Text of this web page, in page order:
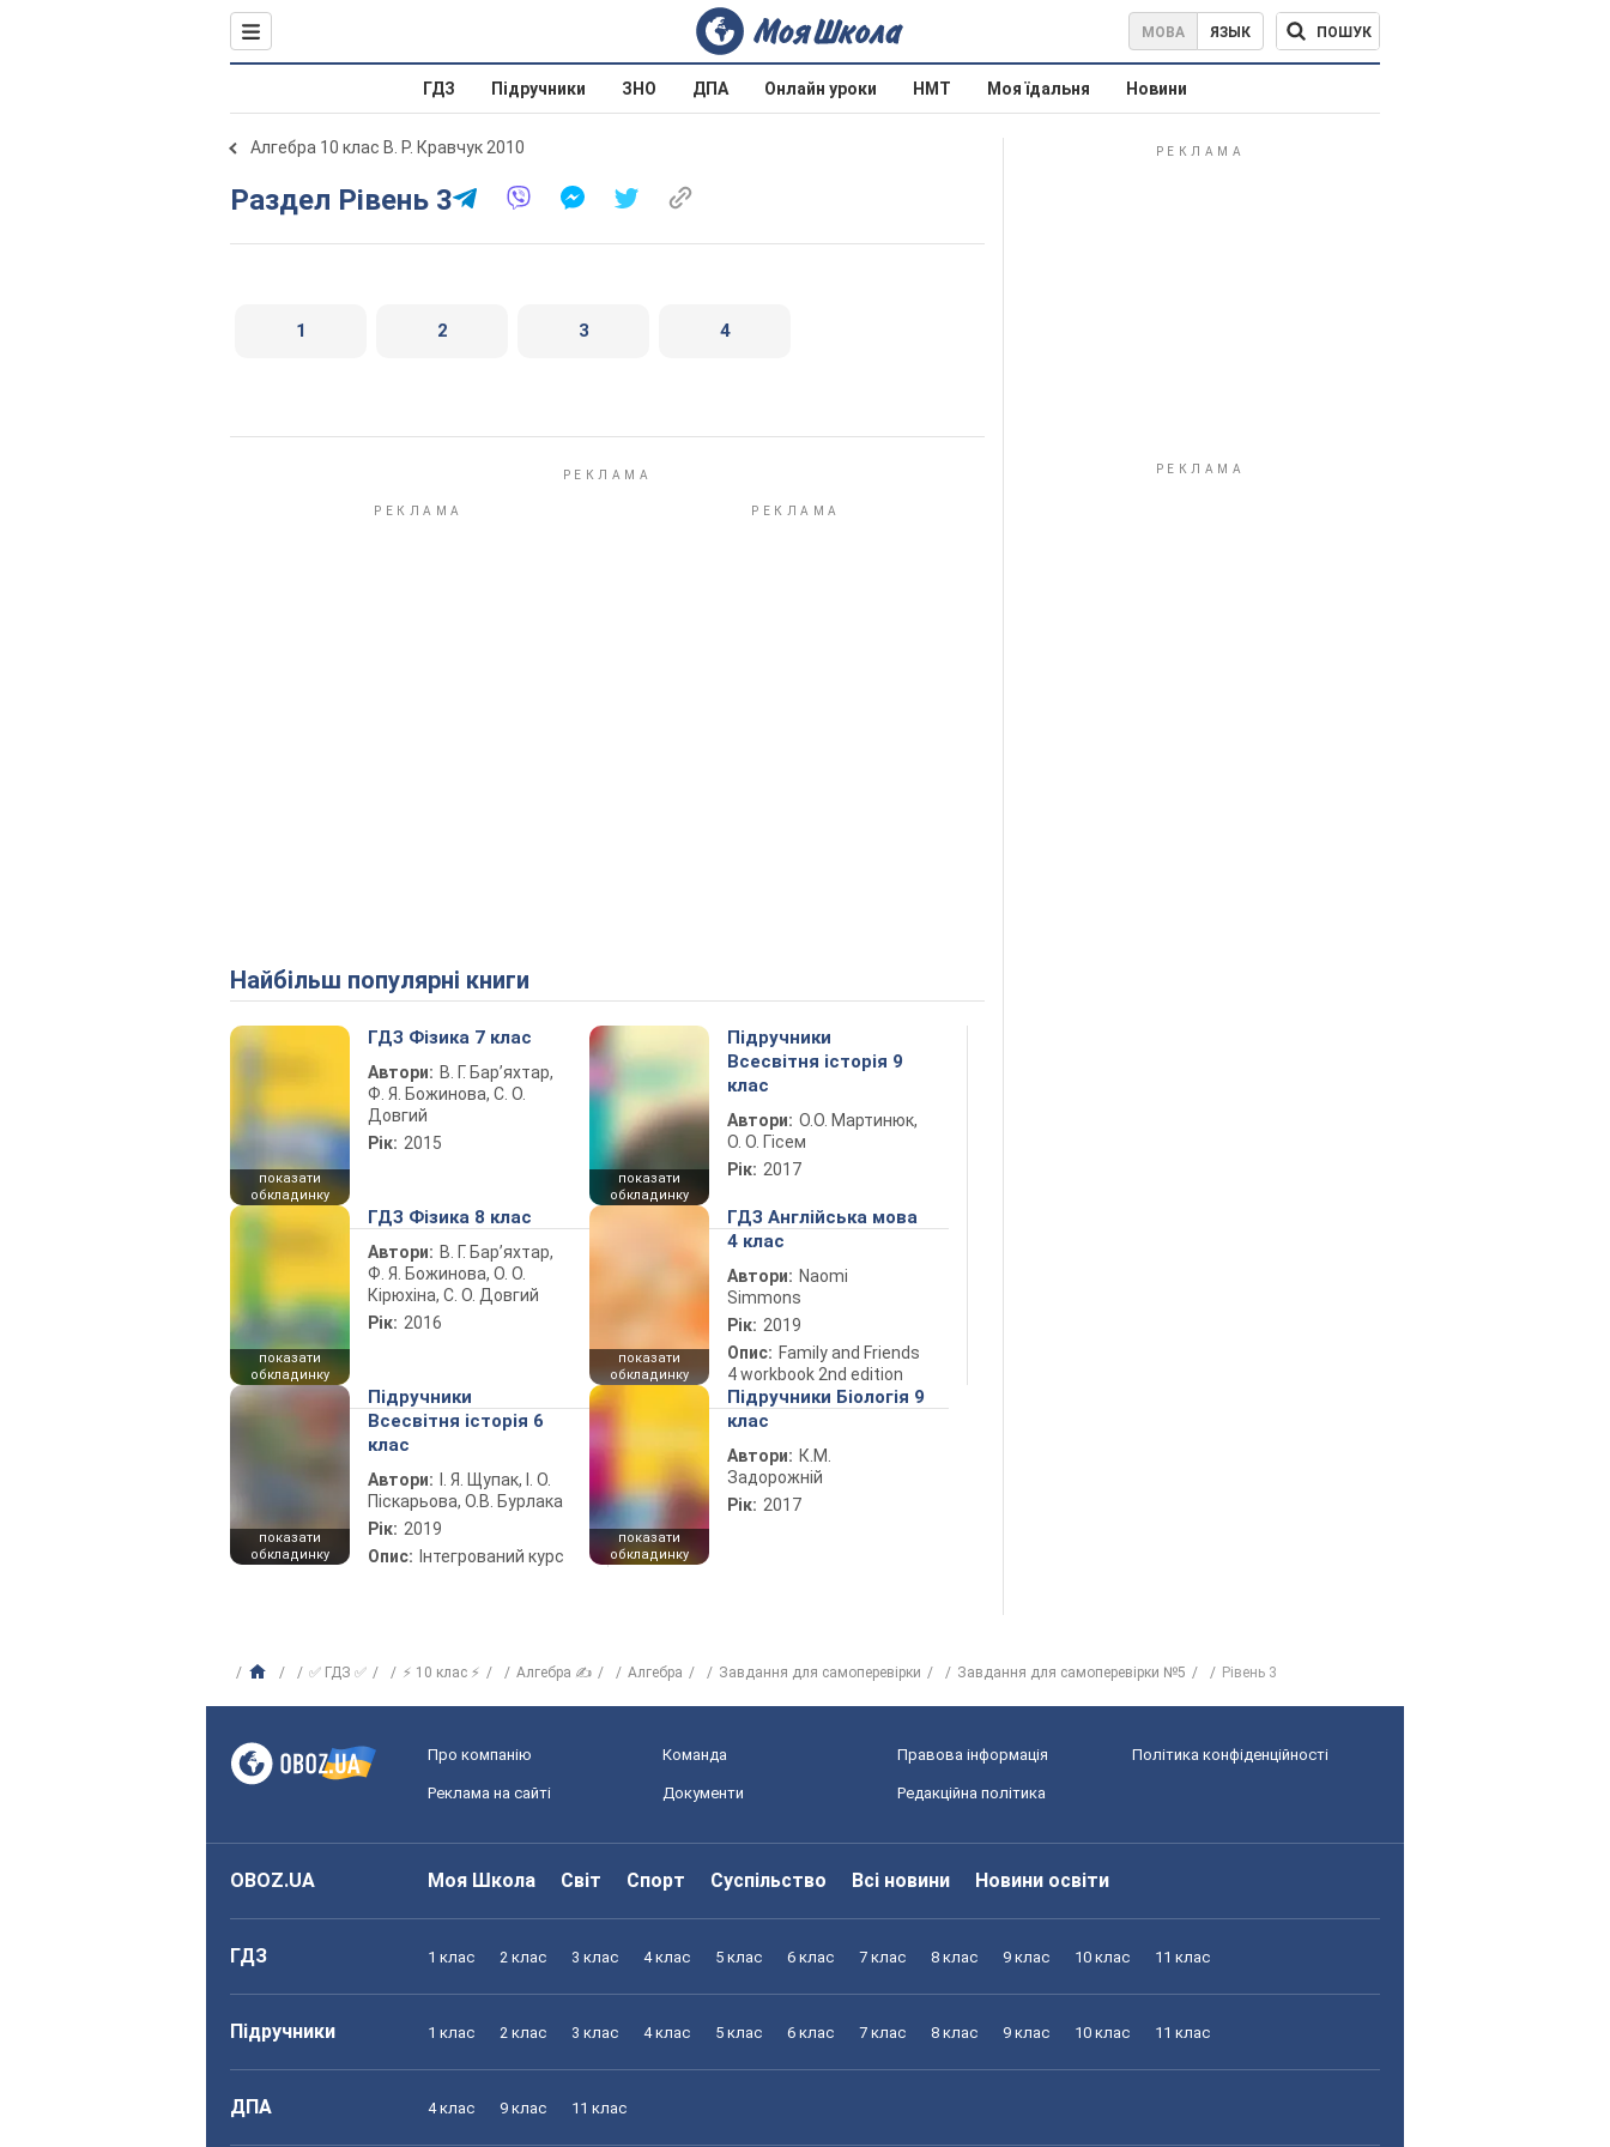
МОВА ЯЗЫК ПОШУК
ГДЗ Підручники ЗНО ДПА Онлайн уроки НМТ Моя їдальня Новини
Алгебра 10 клас В. Р. Кравчук 2010
Раздел Рівень 3
1 2 3 4
Найбільш популярні книги
показати
обкладинку
ГДЗ Фізика 7 клас
Автори: В. Г. Бар’яхтар,
Ф. Я. Божинова, С. О.
Довгий
Рік: 2015
показати
обкладинку
Підручники
Всесвітня історія 9
клас
Автори: О.О. Мартинюк,
О. О. Гісем
Рік: 2017
показати
обкладинку
ГДЗ Фізика 8 клас
Автори: В. Г. Бар’яхтар,
Ф. Я. Божинова, О. О.
Кірюхіна, С. О. Довгий
Рік: 2016
показати
обкладинку
ГДЗ Англійська мова
4 клас
Автори: Naomi
Simmons
Рік: 2019
Опис: Family and Friends
4 workbook 2nd edition
показати
обкладинку
Підручники
Всесвітня історія 6
клас
Автори:
І. Я. Щупак, І. О.
Піскарьова, О.В. Бурлака
Рік: 2019
Опис: Інтегрований курс
показати
обкладинку
Підручники Біологія 9
клас
Автори: К.М.
Задорожній
Рік: 2017
✅ ГДЗ ✅ ⚡ 10 клас ⚡ Алгебра ✍ Алгебра Завдання для самоперевірки Завдання для самоперевірки №5 Рівень 3
Про компанію Команда Правова інформація Політика конфіденційності
Реклама на сайті Документи Редакційна політика
OBOZ.UA Моя Школа Світ Спорт Суспільство Всі новини Новини освіти
ГДЗ 1 клас 2 клас 3 клас 4 клас 5 клас 6 клас 7 клас 8 клас 9 клас 10 клас 11 клас
Підручники 1 клас 2 клас 3 клас 4 клас 5 клас 6 клас 7 клас 8 клас 9 клас 10 клас 11 клас
ДПА 4 клас 9 клас 11 клас